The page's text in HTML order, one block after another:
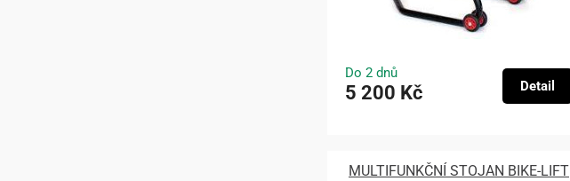
Do 2 dnů
5 200 Kč Detail
MULTIFUNKČNÍ STOJAN BIKE-LIFT